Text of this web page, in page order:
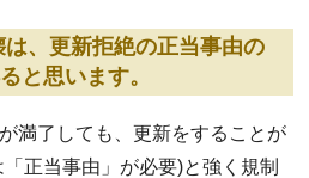
、更新拒絶の正当事由の
と思います。
満了しても、更新をすることが
正当事由」が必要)と強く規制